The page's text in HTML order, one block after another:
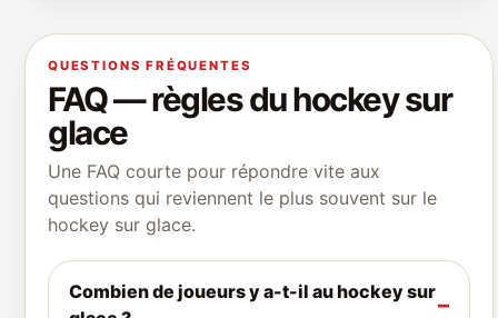
QUESTIONS FRÉQUENTES
FAQ — règles du hockey sur
glace
Une FAQ courte pour répondre vite aux
questions qui reviennent le plus souvent sur le
hockey sur glace.
Combien de joueurs y a-t-il au hockey sur